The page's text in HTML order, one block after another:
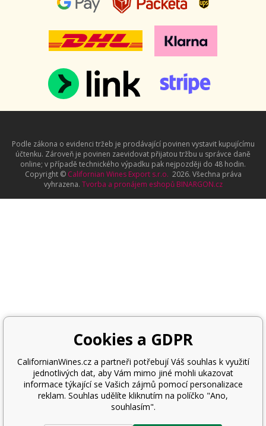
Podle zákona o evidenci tržeb je prodávající povinen vystavit kupujícímu
účtenku. Zároveň je povinen zaevidovat přijatou tržbu u správce daně
online; v případě technického výpadku pak nejpozději do 48 hodin.
Copyright © Californian Wines Export s.r.o. 2026. Všechna práva
vyhrazena. Tvorba a pronájem eshopů BINARGON.cz
Cookies a GDPR
CalifornianWines.cz a partneři potřebují Váš souhlas k využití
jednotlivých dat, aby Vám mimo jiné mohli ukazovat
informace týkající se Vašich zájmů pomocí personalizace
reklam. Souhlas udělíte kliknutím na políčko "Ano,
souhlasím".